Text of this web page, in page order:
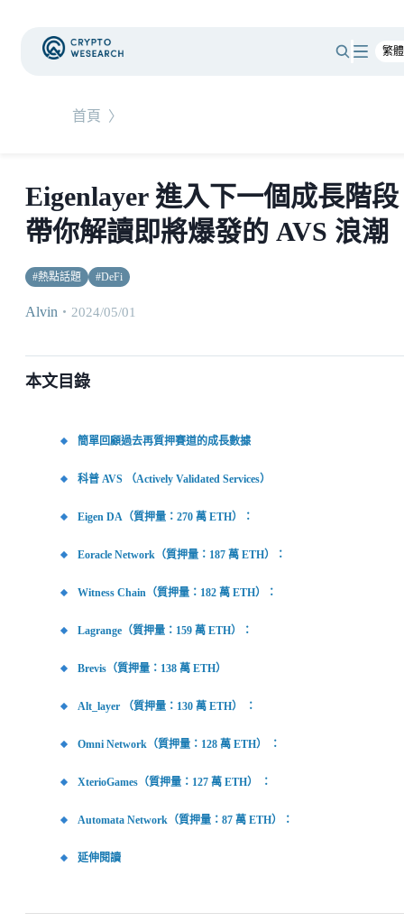
首頁 〉
Eigenlayer 進入下一個成長階
帶你解讀即將爆發的 AVS 浪潮
#熱點話題 #DeFi
Alvin ・ 2024/05/01
本文目錄
簡單回顧過去再質押賽道的成長數據
科普 AVS （Actively Validated Services）
Eigen DA（質押量：270 萬 ETH）：
Eoracle Network（質押量：187 萬 ETH）：
Witness Chain（質押量：182 萬 ETH）：
Lagrange（質押量：159 萬 ETH）：
Brevis（質押量：138 萬 ETH）
Alt_layer （質押量：130 萬 ETH） ：
Omni Network（質押量：128 萬 ETH） ：
XterioGames（質押量：127 萬 ETH） ：
Automata Network（質押量：87 萬 ETH）：
延伸閱讀